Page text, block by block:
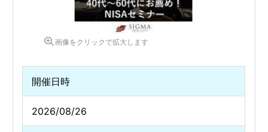
画像をクリックで拡大します
開催日時
2026/08/26